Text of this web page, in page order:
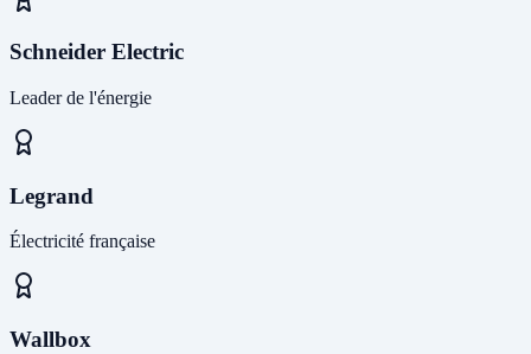
Schneider Electric
Leader de l'énergie
Legrand
Électricité française
Wallbox